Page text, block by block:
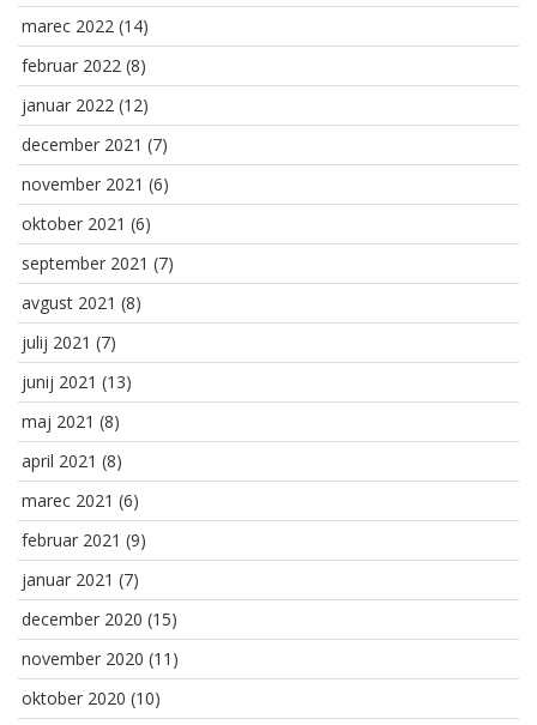
marec 2022 (14)
februar 2022 (8)
januar 2022 (12)
december 2021 (7)
november 2021 (6)
oktober 2021 (6)
september 2021 (7)
avgust 2021 (8)
julij 2021 (7)
junij 2021 (13)
maj 2021 (8)
april 2021 (8)
marec 2021 (6)
februar 2021 (9)
januar 2021 (7)
december 2020 (15)
november 2020 (11)
oktober 2020 (10)